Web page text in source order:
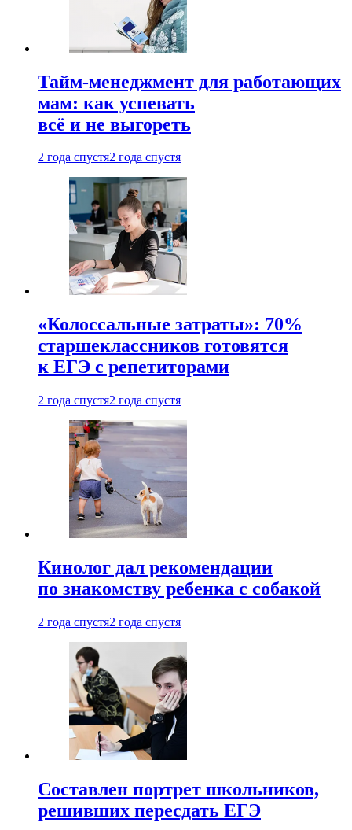
Тайм-менеджмент для работающих
мам: как успевать
всё и не выгореть
2 года спустя2 года спустя
«Колоссальные затраты»: 70%
старшеклассников готовятся
к ЕГЭ с репетиторами
2 года спустя2 года спустя
Кинолог дал рекомендации
по знакомству ребенка с собакой
2 года спустя2 года спустя
Составлен портрет школьников,
решивших пересдать ЕГЭ